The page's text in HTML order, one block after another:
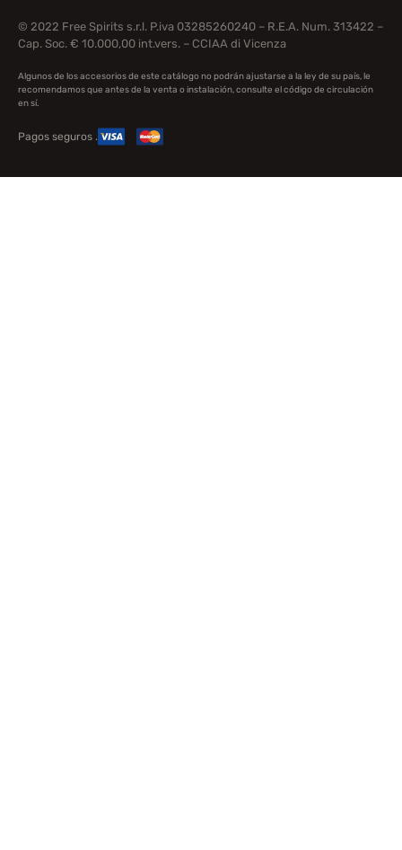
© 2022 Free Spirits s.r.l. P.iva 03285260240 – R.E.A. Num. 313422 –
Cap. Soc. € 10.000,00 int.vers. – CCIAA di Vicenza
Algunos de los accesorios de este catálogo no podrán ajustarse a la ley de su país, le
recomendamos que antes de la venta o instalación, consulte el código de circulación
en sí.
Pagos seguros .